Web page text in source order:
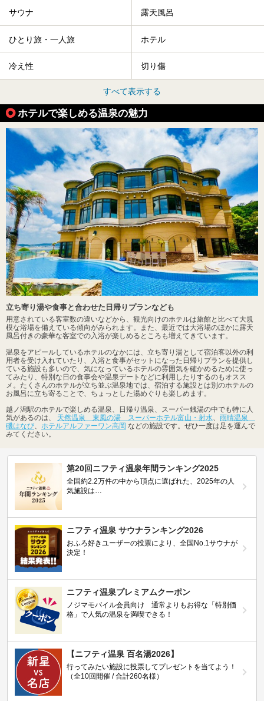
サウナ 露天風呂
ひとり旅・一人旅 ホテル
冷え性 切り傷
すべて表示する
ホテルで楽しめる温泉の魅力
立ち寄り湯や食事と合わせた日帰りプランなども
用意されている客室数の違いなどから、観光向けのホテルは旅館と比べて大規
模な浴場を備えている傾向がみられます。また、最近では大浴場のほかに露天
風呂付きの豪華な客室での入浴が楽しめるところも増えてきています。
温泉をアピールしているホテルのなかには、立ち寄り湯として宿泊客以外の利
用者を受け入れていたり、入浴と食事がセットになった日帰りプランを提供し
ている施設も多いので、気になっているホテルの雰囲気を確かめるために使っ
てみたり、特別な日の食事会や温泉デートなどに利用したりするのもオスス
メ。たくさんのホテルが立ち並ぶ温泉地では、宿泊する施設とは別のホテルの
お風呂に立ち寄ることで、ちょっとした湯めぐりも楽しめます。
越ノ潟駅のホテルで楽しめる温泉、日帰り温泉、スーパー銭湯の中でも特に人
気があるのは、 天然温泉 東風の湯 スーパーホテル富山・射水
雨晴温泉
磯はなび
ホテルアルファーワン高岡 などの施設です。ぜひ一度は足を運んで
みてください。
第20回ニフティ温泉年間ランキング2025
全国約2.2万件の中から頂点に選ばれた、2025年の人
気施設は…
ニフティ温泉 サウナランキング2026
おふろ好きユーザーの投票により、全国No.1サウナが
決定！
ニフティ温泉プレミアムクーポン
ノジマモバイル会員向け 通常よりもお得な「特別価
格」で人気の温泉を満喫できる！
【ニフティ温泉 百名湯2026】
行ってみたい施設に投票してプレゼントを当てよう！
（全10回開催 / 合計260名様）